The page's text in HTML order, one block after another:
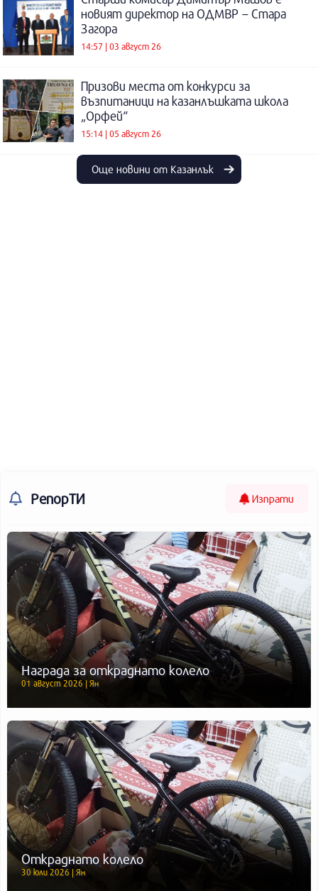
новият директор на ОДМВР – Стара
Загора
14:57 | 03 август 26
Призови места от конкурси за
възпитаници на казанлъшката школа
„Орфей“
15:14 | 05 август 26
Още новини от Казанлък
РепорТИ Изпрати
Награда за откраднато колело
01 август 2026 | Ян
Откраднато колело
30 юли 2026 | Ян